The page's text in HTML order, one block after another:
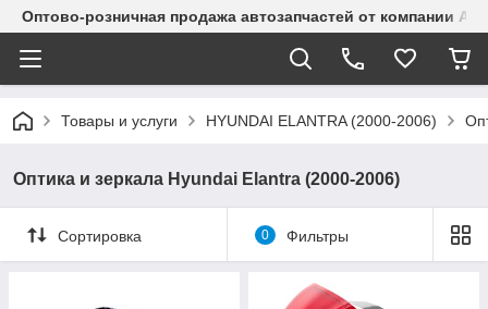
Оптово-розничная продажа автозапчастей от компании
Товары и услуги HYUNDAI ELANTRA (2000-2006)
Оптика и зеркала Hyundai Elantra (2000-2006)
Сортировка 0 Фильтры